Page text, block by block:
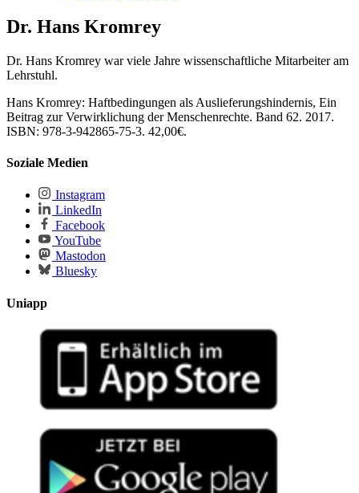
Dr. Hans Kromrey
Dr. Hans Kromrey war viele Jahre wissenschaftliche Mitarbeiter am
Lehrstuhl.
Hans Kromrey: Haftbedingungen als Auslieferungshindernis, Ein
Beitrag zur Verwirklichung der Menschenrechte. Band 62. 2017.
ISBN: 978-3-942865-75-3. 42,00€.
Soziale Medien
Instagram
LinkedIn
Facebook
YouTube
Mastodon
Bluesky
Uniapp